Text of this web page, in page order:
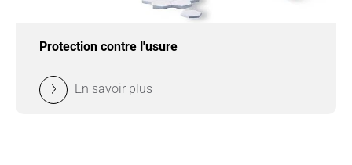
Protection contre l'usure
En savoir plus